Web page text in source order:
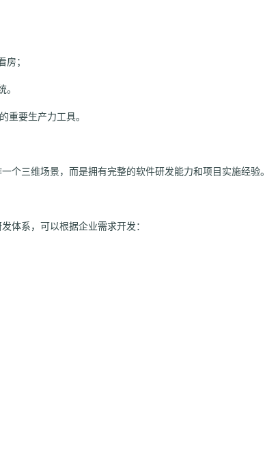
；
重要生产力工具。
个三维场景，而是拥有完整的软件研发能力和项目实施经验。
体系，可以根据企业需求开发：